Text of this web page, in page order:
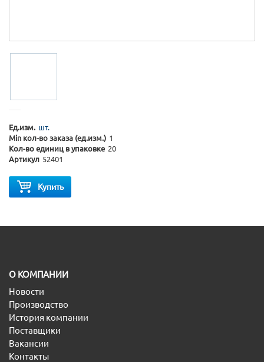
Ед.изм. шт.
Min кол-во заказа (ед.изм.) 1
Кол-во единиц в упаковке 20
Артикул 52401
Купить
O КОМПАНИИ
Новости
Производство
История компании
Поставщики
Вакансии
Контакты